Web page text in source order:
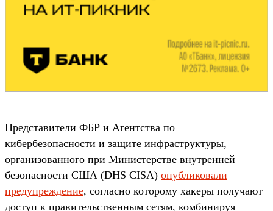
Представители ФБР и Агентства по
кибербезопасности и защите инфраструктуры,
организованного при Министерстве внутренней
безопасности США (DHS CISA) опубликовали
предупреждение, согласно которому хакеры получают
доступ к правительственным сетям, комбинируя